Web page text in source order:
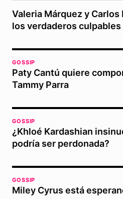
Valeria Márquez y Carlos
los verdaderos
GOSSIP
Paty Cantú quiere
Tammy Parra
GOSSIP
¿Khloé Kardashian
podría ser perdonada?
GOSSIP
Miley Cyrus está